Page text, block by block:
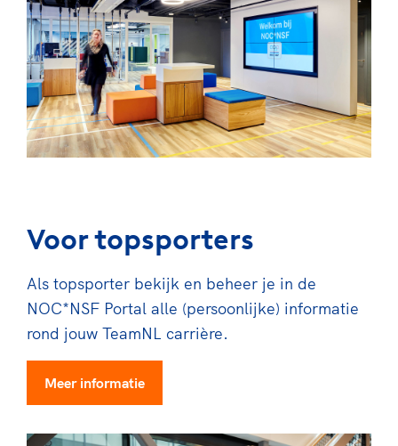
Voor topsporters
Als topsporter bekijk en beheer je in de
NOC*NSF Portal alle (persoonlijke) informatie
rond jouw TeamNL carrière.
Meer informatie